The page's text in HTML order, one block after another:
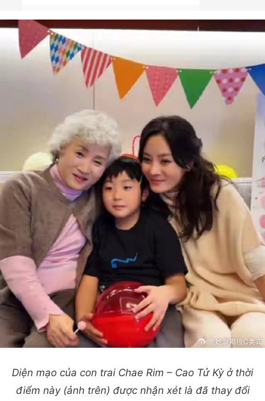
Diện mạo của con trai Chae Rim – Cao Tử Kỳ ở thời
điểm này (ảnh trên) được nhận xét là đã thay đổi